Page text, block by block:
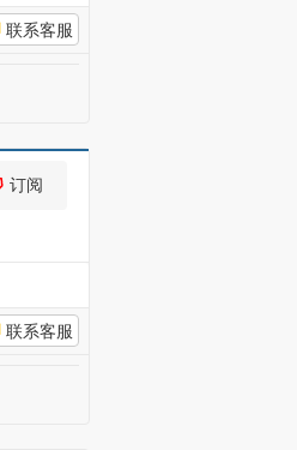
联系客服
订阅
联系客服